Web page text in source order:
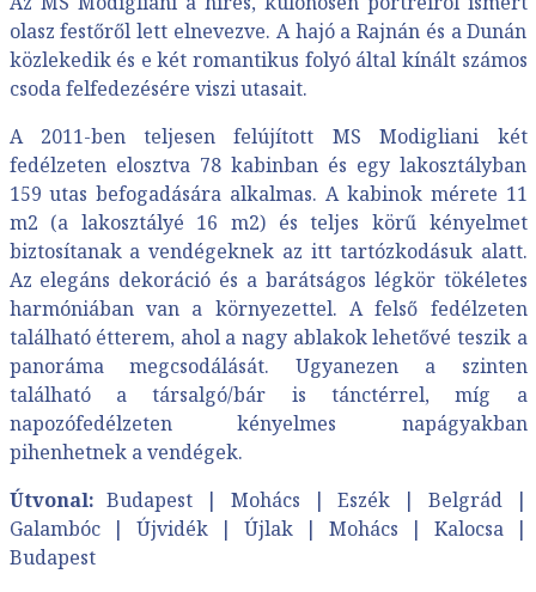
olasz festőről lett elnevezve. A hajó a Rajnán és a Dunán
közlekedik és e két romantikus folyó által kínált számos
csoda felfedezésére viszi utasait.
A 2011-ben teljesen felújított MS Modigliani két
fedélzeten elosztva 78 kabinban és egy lakosztályban
159 utas befogadására alkalmas. A kabinok mérete 11
m2 (a lakosztályé 16 m2) és teljes körű kényelmet
biztosítanak a vendégeknek az itt tartózkodásuk alatt.
Az elegáns dekoráció és a barátságos légkör tökéletes
harmóniában van a környezettel. A felső fedélzeten
található étterem, ahol a nagy ablakok lehetővé teszik a
panoráma megcsodálását. Ugyanezen a szinten
található a társalgó/bár is tánctérrel, míg a
napozófedélzeten kényelmes napágyakban
pihenhetnek a vendégek.
Útvonal: Budapest | Mohács | Eszék | Belgrád |
Galambóc | Újvidék | Újlak | Mohács | Kalocsa |
Budapest